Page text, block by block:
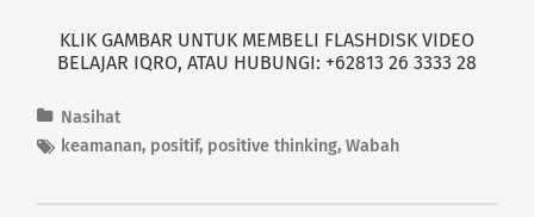
KLIK GAMBAR UNTUK MEMBELI FLASHDISK VIDEO
BELAJAR IQRO, ATAU HUBUNGI: +62813 26 3333 28
Nasihat
keamanan, positif, positive thinking,Wabah